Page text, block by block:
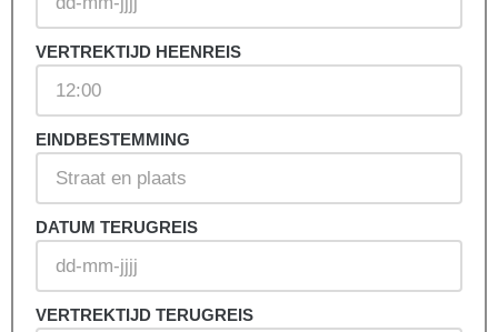
VERTREKTIJD HEENREIS
EINDBESTEMMING
DATUM TERUGREIS
VERTREKTIJD TERUGREIS